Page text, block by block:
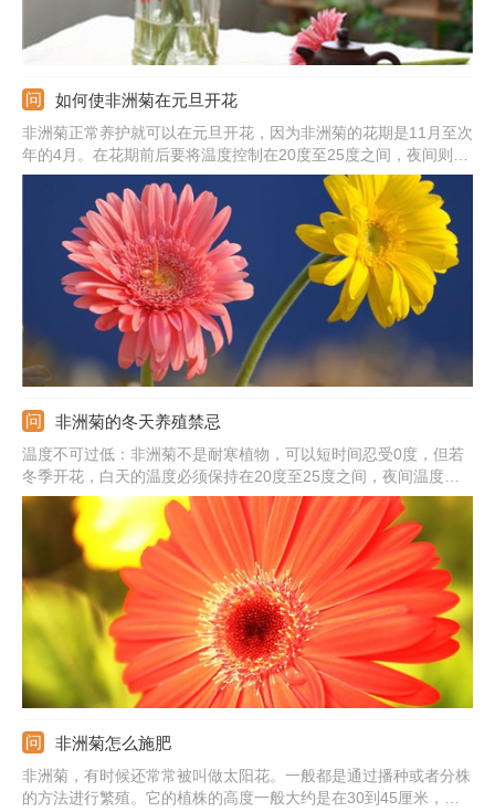
如何使非洲菊在元旦开花
非洲菊正常养护就可以在元旦开花，因为非洲菊的花期是11月至次
年的4月。在花期前后要将温度控制在20度至25度之间，夜间则要
保持在16度左右；保证充足的通风条件，冬季气温低，最好是多接
受光照，不容要随意移动，避免落蕾。
非洲菊的冬天养殖禁忌
温度不可过低：非洲菊不是耐寒植物，可以短时间忍受0度，但若
冬季开花，白天的温度必须保持在20度至25度之间，夜间温度必
须保持在15度以上。不能缺光：它本身就是喜光的植物，除了夏季
强光外，其它季节都要全日照养护。不要盲目浇水：不可使盆土过
干，进入休眠时则要减少浇水，或是淋一点水即可。
非洲菊怎么施肥
非洲菊，有时候还常常被叫做太阳花。一般都是通过播种或者分株
的方法进行繁殖。它的植株的高度一般大约是在30到45厘米，根